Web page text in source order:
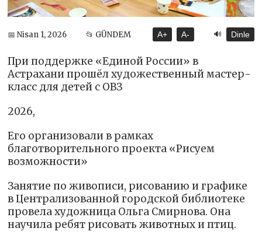
📅 Nisan 1, 2026 📂 GÜNDEM A+ A- 🔊 Dinle
При поддержке «Единой России» в
Астрахани прошёл художественный мастер-
класс для детей с ОВЗ
2026,
Его организовали в рамках
благотворительного проекта «Рисуем
возможности»
Занятие по живописи, рисованию и графике
в Централизованной городской библиотеке
провела художница Ольга Смирнова. Она
научила ребят рисовать животных и птиц.